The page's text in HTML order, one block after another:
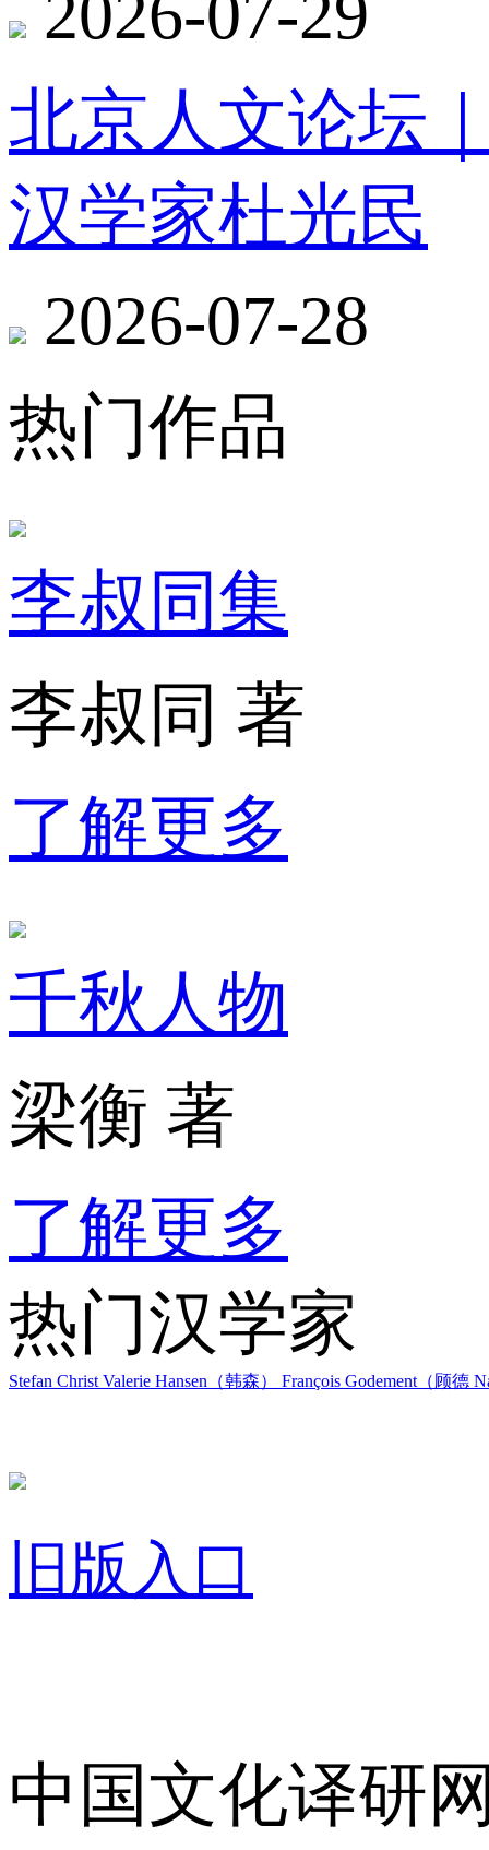
北京人文论坛
汉学家杜光民
2026-07-28
热门作品
李叔同集
李叔同 著
了解更多
千秋人物
梁衡 著
了解更多
热门汉学家
Stefan Christ Valerie Hansen（韩森） François Godement（顾德
旧版入口
中国文化译研